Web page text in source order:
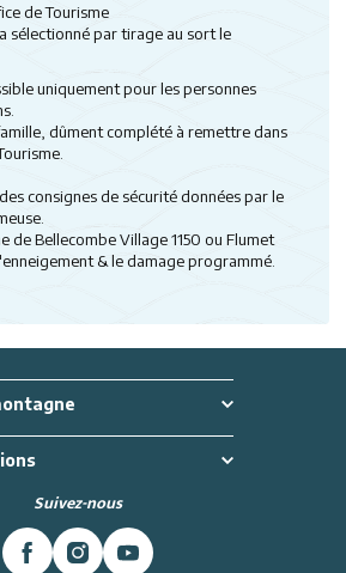
de Tourisme
sélectionné par tirage au sort le
uniquement pour les personnes
dûment complété à remettre dans
consignes de sécurité données par le
de Bellecombe Village 1150 ou Flumet
& le damage programmé.
Suivez-nous